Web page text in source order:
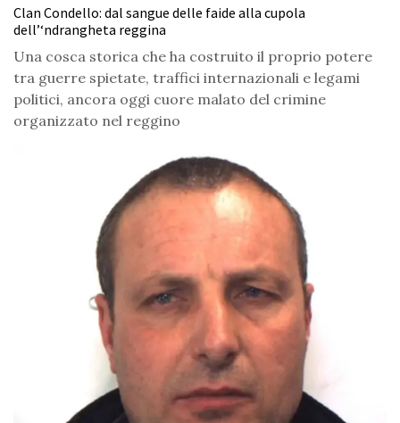
Clan Condello: dal sangue delle faide alla cupola
dell’‘ndrangheta reggina
Una cosca storica che ha costruito il proprio potere
tra guerre spietate, traffici internazionali e legami
politici, ancora oggi cuore malato del crimine
organizzato nel reggino